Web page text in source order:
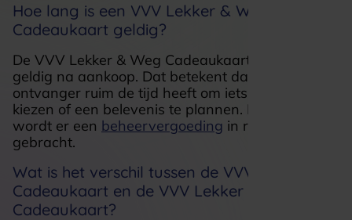
Hoe lang is een VVV Lekker & Weg
Cadeaukaart geldig?
De VVV Lekker & Weg Cadeaukaart is 3 jaar
geldig na aankoop. Dat betekent dat de
ontvanger ruim de tijd heeft om iets moois uit te
kiezen of een belevenis te plannen. Na 3 jaar
wordt er een beheervergoeding in rekening
gebracht.
Wat is het verschil tussen de VVV
Cadeaukaart en de VVV Lekker & Weg
Cadeaukaart?